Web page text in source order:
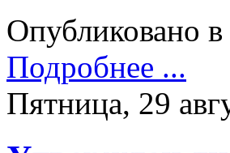
Опубликовано в
Подробнее ...
Пятница, 29